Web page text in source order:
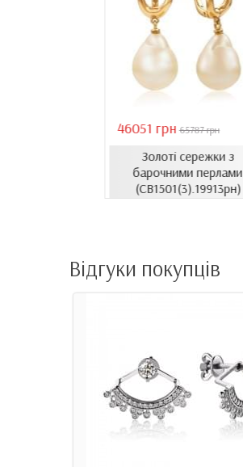
46051 грн 65787 грн
Золоті сережки з
барочними перлами
(СВ1501(3).19913рн)
Відгуки покупців